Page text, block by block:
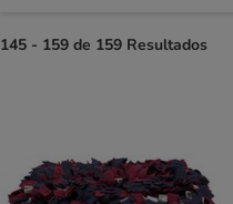
145 - 159 de 159 Resultados